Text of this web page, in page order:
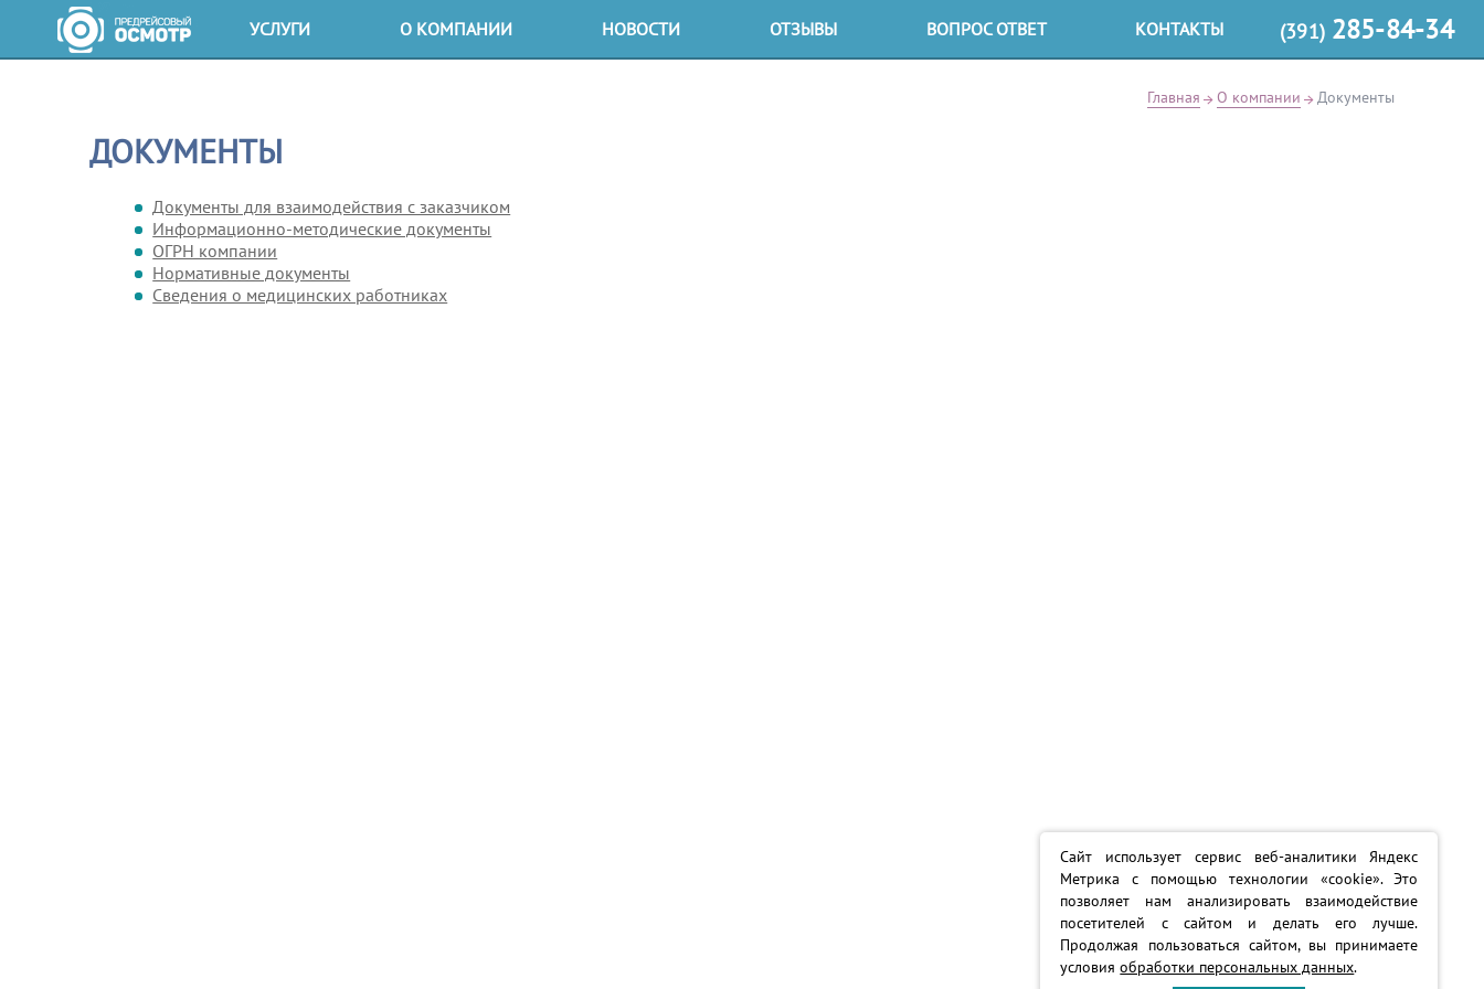
УСЛУГИ
Послерейсовый осмотр
Послесменный осмотр
Цены
О КОМПАНИИ
Вакансии
Документы
НОВОСТИ ОТЗЫВЫ ВОПРОС ОТВЕТ КОНТАКТЫ (391) 285-84-34
Главная О компании Документы
ДОКУМЕНТЫ
Документы для взаимодействия с заказчиком
Информационно-методические документы
ОГРН компании
Нормативные документы
Cведения о медицинских работниках
Сайт использует сервис веб-аналитики Яндекс
Метрика с помощью технологии «cookie». Это
позволяет нам анализировать взаимодействие
посетителей с сайтом и делать его лучше.
Продолжая пользоваться сайтом, вы принимаете
условияобработки персональных данных.